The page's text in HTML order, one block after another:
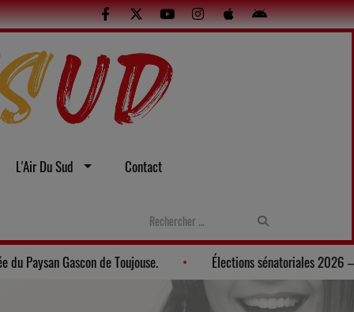
L'Air Du Sud Contact
Gers: Une soirée gasconne au Musée du Paysan Gascon de Toujouse.